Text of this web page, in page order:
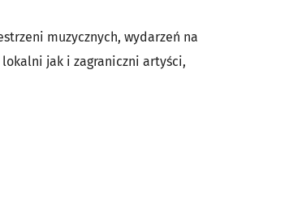
muzycznych, wydarzeń na
jak i zagraniczni artyści,